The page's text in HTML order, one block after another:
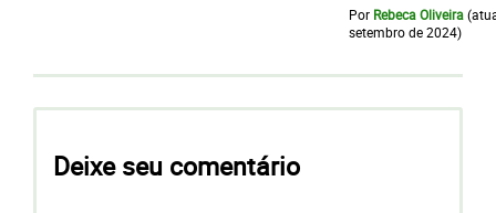
Por Rebeca Oliveira
setembro de 2024)
Deixe seu comentário